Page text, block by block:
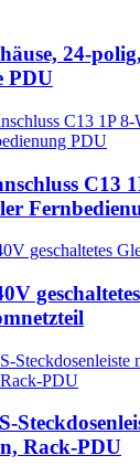
24-
PDU
C13
geschaltetes
Rack-PDU